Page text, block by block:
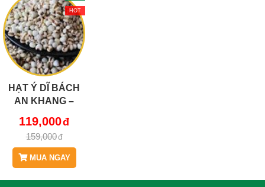
HOT
HẠT Ý DĨ BÁCH
AN KHANG –
VÀNG CHO CƠ
THỂ KHỎE MẠNH
119,000
159,000
MUA NGAY